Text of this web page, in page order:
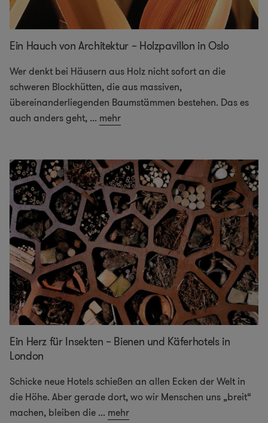
Ein Hauch von Architektur – Holzpavillon in Oslo
Wer denkt bei Häusern aus Holz nicht sofort an die
schweren Blockhütten, die aus massiven,
übereinanderliegenden Baumstämmen bestehen. Das es
auch anders geht, ... mehr
Ein Herz für Insekten – Bienen und Käferhotels in
London
Schicke neue Hotels schießen an allen Ecken der Welt in
die Höhe. Aber gerade dort, wo wir Menschen uns „breit“
machen, bleiben die ... mehr